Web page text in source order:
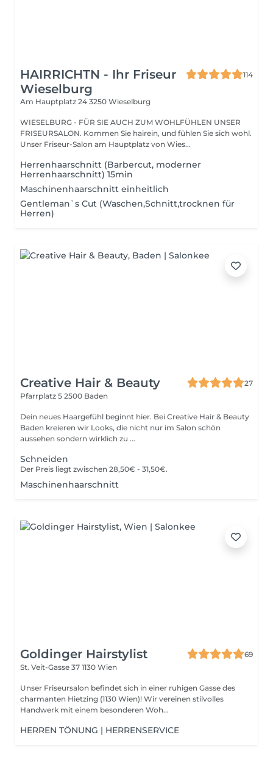
HAIRRICHTN - Ihr Friseur
Wieselburg
114
Am Hauptplatz 24 3250 Wieselburg
WIESELBURG - FÜR SIE AUCH ZUM WOHLFÜHLEN UNSER
FRISEURSALON. Kommen Sie hairein, und fühlen Sie sich wohl.
Unser Friseur-Salon am Hauptplatz von Wies...
Herrenhaarschnitt (Barbercut, moderner
Herrenhaarschnitt) 15min
Maschinenhaarschnitt einheitlich
Gentleman`s Cut (Waschen,Schnitt,trocknen für
Herren)
Creative Hair & Beauty
27
Pfarrplatz 5 2500 Baden
Dein neues Haargefühl beginnt hier. Bei Creative Hair & Beauty
Baden kreieren wir Looks, die nicht nur im Salon schön
aussehen sondern wirklich zu ...
Schneiden
Der Preis liegt zwischen 28,50€ - 31,50€.
Maschinenhaarschnitt
Goldinger Hairstylist
69
St. Veit-Gasse 37 1130 Wien
Unser Friseursalon befindet sich in einer ruhigen Gasse des
charmanten Hietzing (1130 Wien)! Wir vereinen stilvolles
Handwerk mit einem besonderen Woh...
HERREN TÖNUNG | HERRENSERVICE